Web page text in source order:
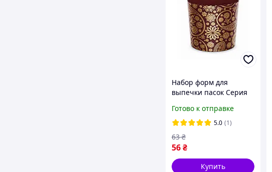
Набор форм для
выпечки пасок Серия
дизайн 5 (5шт/уп) ТМ
УКРАСА
Готово к отправке
5.0 (1)
56₴
63 ₴
Купить